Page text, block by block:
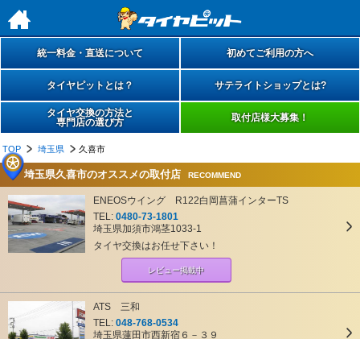
h
統一料金・直送について 初めてご利用の方へ
タイヤピットとは？ サテライトショップとは?
タイヤ交換の方法と
専門店の選び方
取付店様大募集！
TOP 埼玉県 久喜市
埼玉県久喜市のオススメの取付店 RECOMMEND
ENEOSウイング R122白岡菖蒲インターTS
TEL: 0480-73-1801
埼玉県加須市鴻茎1033-1
タイヤ交換はお任せ下さい！
レビュー掲載中
ATS 三和
TEL: 048-768-0534
埼玉県蓮田市西新宿６－３９